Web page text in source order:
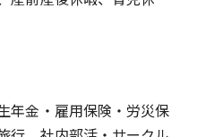
年金・雇用保険・労災保